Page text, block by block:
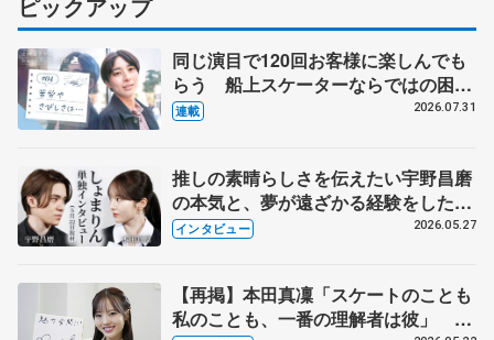
同じ演目で120回お客様に楽しんでも
らう 船上スケーターならではの困難
とは 影響あったPIW前キャプテン松
連載 2026.07.31
推しの素晴らしさを伝えたい宇野昌磨
の本気と、夢が遠ざかる経験をした本
田真凜の覚悟
インタビュー 2026.05.27
【再掲】本田真凜「スケートのことも
私のことも、一番の理解者は彼」 引